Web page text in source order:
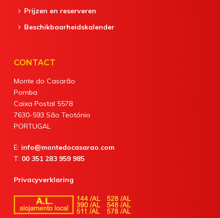
Prijzen en reserveren
Beschikbaarheidskalender
CONTACT
Monte do Casarão
Pomba
Caixa Postal 5578
7630-593 São Teotónio
PORTUGAL
E: info@montedocasarao.com
T: 00 351 283 959 985
Privacyverklaring